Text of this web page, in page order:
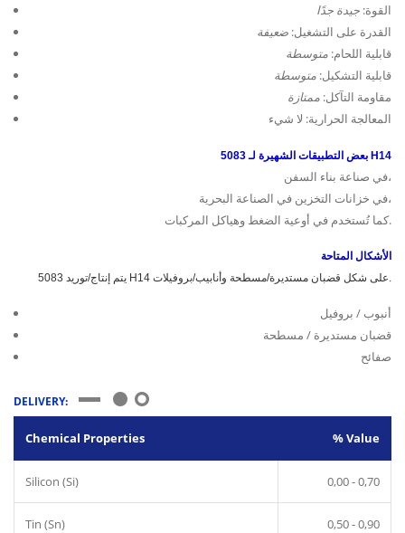
القوة: جيدة جدًا
القدرة على التشغيل: ضعيفة
قابلية اللحام: متوسطة
قابلية التشكيل: متوسطة
مقاومة التآكل: ممتازة
المعالجة الحرارية: لا شيء
بعض التطبيقات الشهيرة لـ 5083 H14
في صناعة بناء السفن،
في خزانات التخزين في الصناعة البحرية،
كما تُستخدم في أوعية الضغط وهياكل المركبات.
الأشكال المتاحة
يتم إنتاج/توريد 5083 H14 على شكل قضبان مستديرة/مسطحة وأنابيب/بروفيلات.
أنبوب / بروفيل
قضبان مستديرة / مسطحة
صفائح
DELIVERY:
Chemical Properties % Value
Silicon (Si) 0,00 - 0,70
Tin (Sn) 0,50 - 0,90